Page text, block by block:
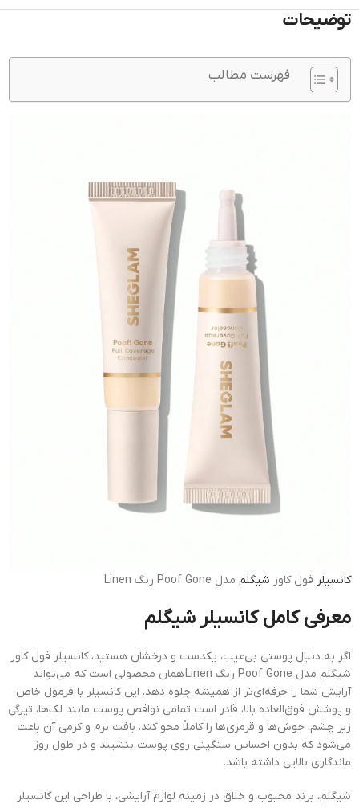
توضیحات
فهرست مطالب
کانسیلر فول کاور شیگلم مدل Poof Gone رنگ Linen
معرفی کامل کانسیلر شیگلم
اگر به دنبال پوستی بی‌عیب، یکدست و درخشان هستید، کانسیلر فول کاور
شیگلم مدل Poof Gone رنگ Linen همان محصولی است که می‌تواند
آرایش شما را حرفه‌ای‌تر از همیشه جلوه دهد. این کانسیلر با فرمول خاص
و پوشش فوق‌العاده بالا، قادر است تمامی نواقص پوست مانند لک‌ها، تیرگی
زیر چشم، جوش‌ها و قرمزی‌ها را کاملاً محو کند. بافت نرم و کرمی آن باعث
می‌شود که بدون احساس سنگینی روی پوست بنشیند و در طول روز
ماندگاری بالایی داشته باشد.
شیگلم، برند محبوب و خلاق در زمینه لوازم آرایشی، با طراحی این کانسیلر